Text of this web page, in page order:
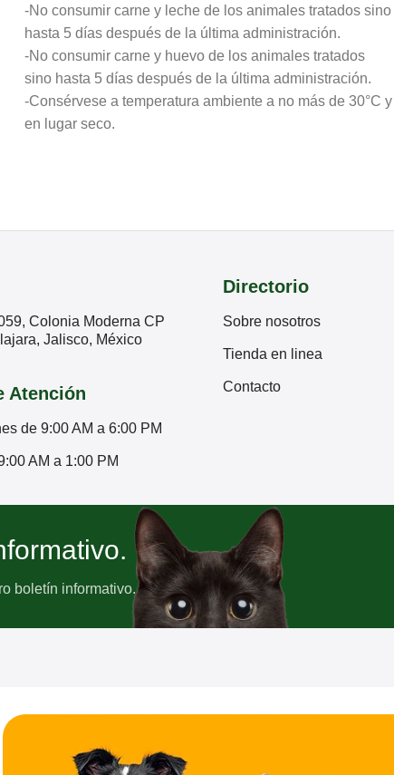
-No consumir carne y leche de los animales tratados sino
hasta 5 días después de la última administración.
-No consumir carne y huevo de los animales tratados
sino hasta 5 días después de la última administración.
-Consérvese a temperatura ambiente a no más de 30°C y
en lugar seco.
Colonia Moderna CP
Jalisco, México
Atención
de 9:00 AM a 6:00 PM
AM a 1:00 PM
Directorio
Sobre nosotros
Tienda en linea
Contacto
boletín informativo.